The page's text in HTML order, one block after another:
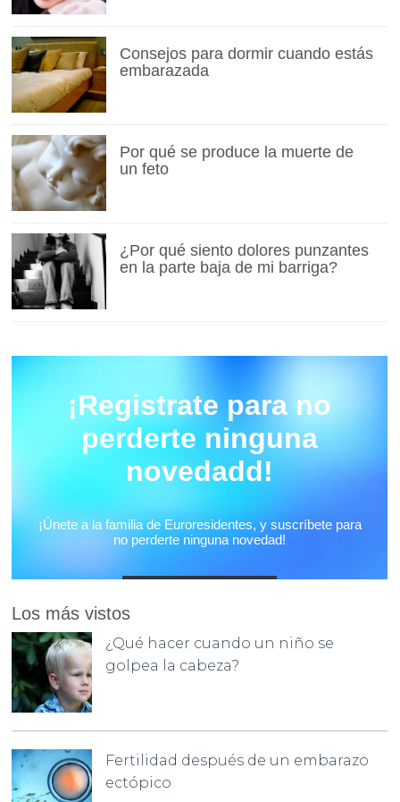
Consejos para dormir cuando estás
embarazada
Por qué se produce la muerte de
un feto
¿Por qué siento dolores punzantes
en la parte baja de mi barriga?
Los más vistos
¿Qué hacer cuando un niño se
golpea la cabeza?
Fertilidad después de un embarazo
ectópico